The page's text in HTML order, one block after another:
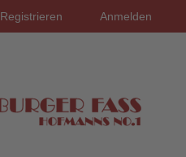
Registrieren Anmelden